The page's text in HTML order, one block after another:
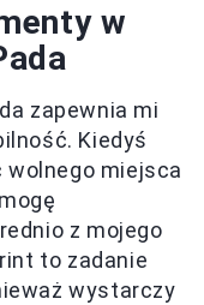
w
zapewnia mi
Kiedyś
wolnego miejsca
z mojego
to zadanie
wystarczy